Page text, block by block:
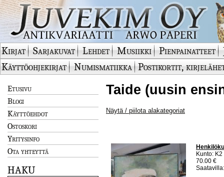
Kirjat Sarjakuvat Lehdet Musiikki Pienpainatteet
Käyttöohjekirjat
Numismatiikka Postikortit,
Etusivu
Blogi
Käyttöehdot
Ostoskori
Yritysinfo
Ota yhteyttä
HAKU
Taide (uusin
Näytä / piilota alakategoriat
Kunto:
70.00 €